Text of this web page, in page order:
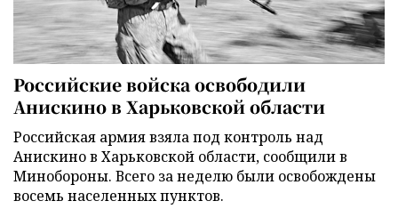
Российские войска освободили
Анискино в Харьковской области
Российская армия взяла под контроль над
Анискино в Харьковской области, сообщили в
Минобороны. Всего за неделю были освобождены
восемь населенных пунктов.